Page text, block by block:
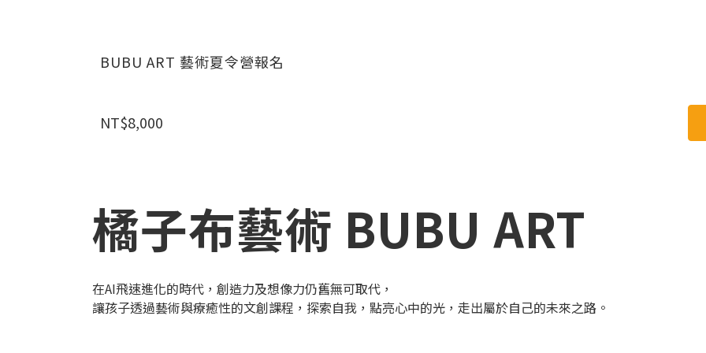
BUBU ART 藝術夏令營報名
NT$8,000
橘子布藝術 BUBU ART
在AI飛速進化的時代，創造力及想像力仍舊無可取代，
讓孩子透過藝術與療癒性的文創課程，探索自我，點亮心中的光，走出屬於自己的未來之路。